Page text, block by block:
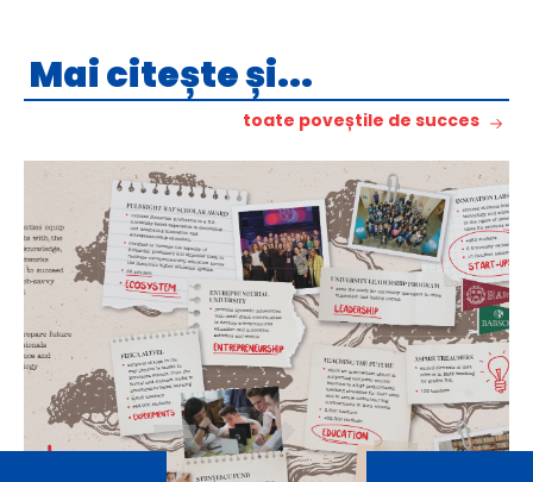
Mai citește și...
toate poveștile de succes